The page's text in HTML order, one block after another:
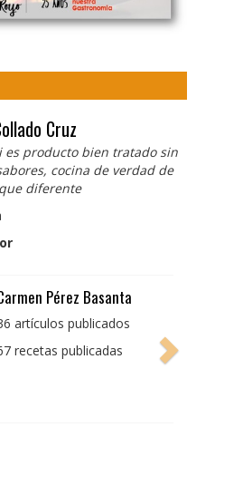
Cruz
es producto bien tratado sin
cocina de verdad de
diferente
Manuel Collado
bien tratado